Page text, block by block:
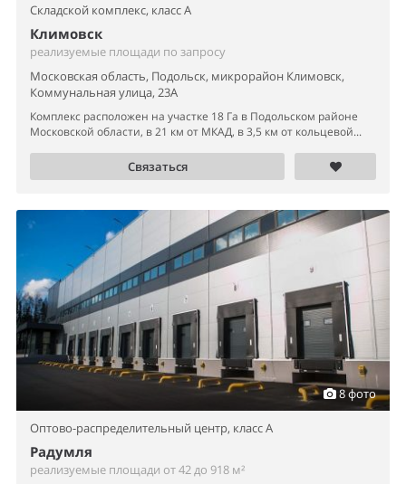
Складской комплекс, класс A
Климовск
реализуемые площади по запросу
Московская область, Подольск, микрорайон Климовск,
Коммунальная улица, 23А
Комплекс расположен на участке 18 Га в Подольском районе
Московской области, в 21 км от МКАД, в 3,5 км от кольцевой...
Связаться
8 фото
Оптово-распределительный центр, класс A
Радумля
реализуемые площади от 42 до 918 м²